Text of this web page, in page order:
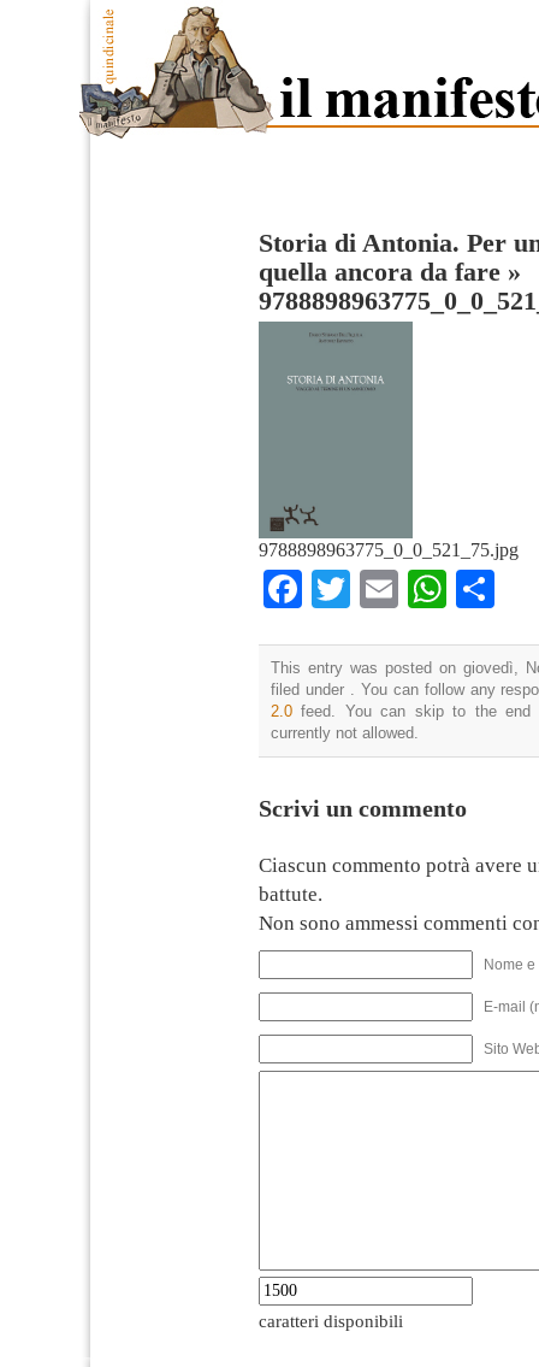
Storia di Antonia. Per
quella ancora da fare »
9788898963775_0_0_521_75.jpg
Facebook
TwitterEmail
This entry was posted on giovedì,
filed under . You can follow any
2.0 feed. You can skip to the end
currently not allowed.
Scrivi un commento
Ciascun commento potrà avere
battute.
Non sono ammessi commenti
Nome
E-mail
Sito
caratteri disponibili